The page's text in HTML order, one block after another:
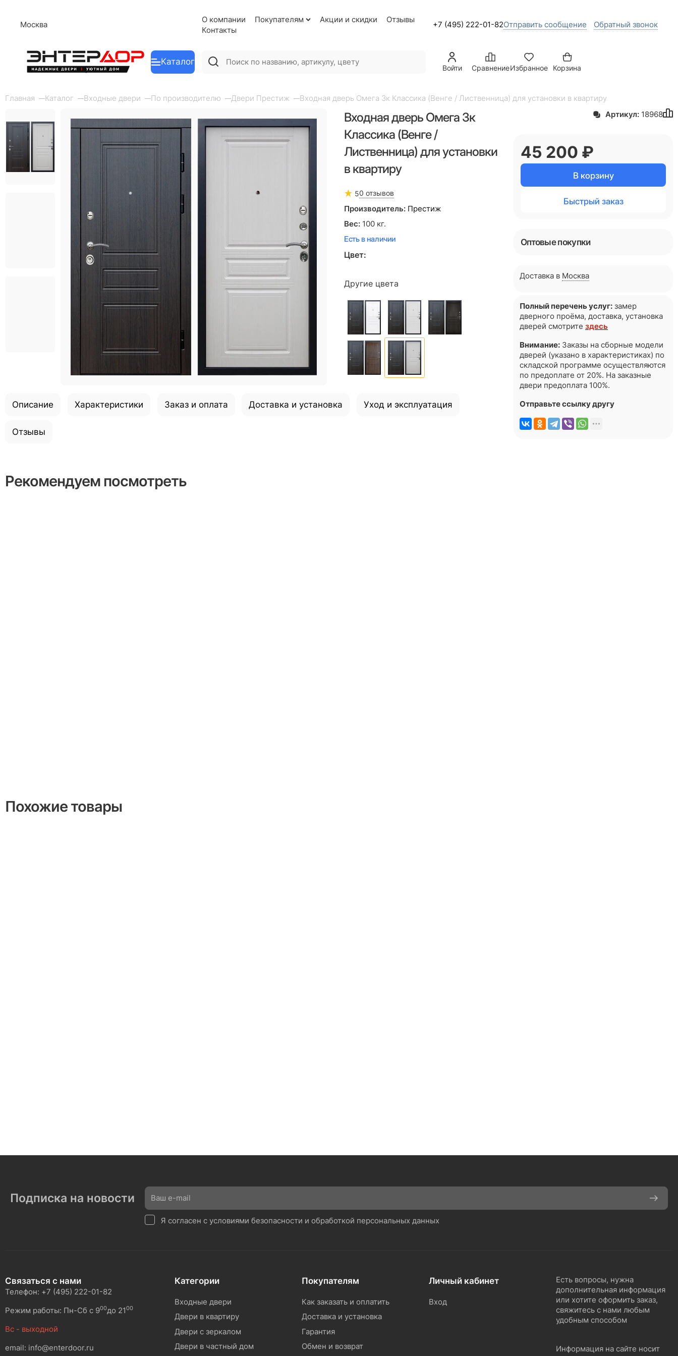
Москва
О компании Покупателям Акции и скидки
Отзывы
Контакты
+7 (495) 222-01-82Отправить сообщение Обратный звонок
Каталог
Войти СравнениеИзбранное Корзина
Главная Каталог Входные двери По производителю Двери Престиж Входная дверь Омега 3к Классика (Венге / Лиственница) для установки в квартиру
Входная дверь Омега 3к
Классика (Венге /
Лиственница) для установки
в квартиру
50 отзывов
Производитель: Престиж
Вес: 100 кг.
Есть в наличии
Цвет:
Другие цвета
Описание Характеристики Заказ и оплата Доставка и установка Уход и эксплуатация
Отзывы
Рекомендуем посмотреть
Похожие товары
Артикул: 18968
45 200 ₽
В корзину
Быстрый заказ
Оптовые покупки
Доставка в Москва
Полный перечень услуг: замер
дверного проёма, доставка, установка
дверей смотрите здесь
Внимание: Заказы на сборные модели
дверей (указано в характеристиках) по
складской программе осуществляются
по предоплате от 20%. На заказные
двери предоплата 100%.
Отправьте ссылку другу
Подписка на новости
Я согласен с условиями безопасности и обработкой персональных данных
Связаться с нами
Телефон: +7 (495) 222-01-82
Режим работы: Пн-Сб с 900до 2100
Вс - выходной
email: info@enterdoor.ru
Категории
Входные двери
Двери в квартиру
Двери с зеркалом
Двери в частный дом
Покупателям
Как заказать и оплатить
Доставка и установка
Гарантия
Обмен и возврат
Личный кабинет
Вход
Есть вопросы, нужна
дополнительная информация
или хотите оформить заказ,
свяжитесь с нами любым
удобным способом
Информация на сайте носит